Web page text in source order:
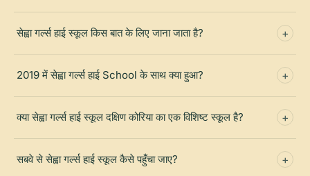
सेह्वा गर्ल्स हाई स्कूल किस बात के लिए जाना जाता है?
2019 में सेह्वा गर्ल्स हाई School के साथ क्या हुआ?
क्या सेह्वा गर्ल्स हाई स्कूल दक्षिण कोरिया का एक विशिष्ट स्कूल है?
सबवे से सेह्वा गर्ल्स हाई स्कूल कैसे पहुँचा जाए?